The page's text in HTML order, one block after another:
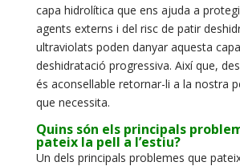
capa hidrolítica que ens ajuda a
agents externs i del risc de patir
ultraviolats poden danyar aquesta
deshidratació progressiva. Així que,
és aconsellable retornar-li a la nostra
que necessita.
Quins són els principals
pateix la pell a l’estiu?
Un dels principals problemes que